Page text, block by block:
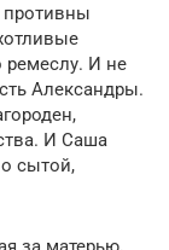
противны
ремеслу. И не
Александры.
И Саша
сытой,